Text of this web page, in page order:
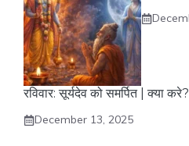
रविवार: सूर्यदेव को समर्पित | क्या
December 13, 2025